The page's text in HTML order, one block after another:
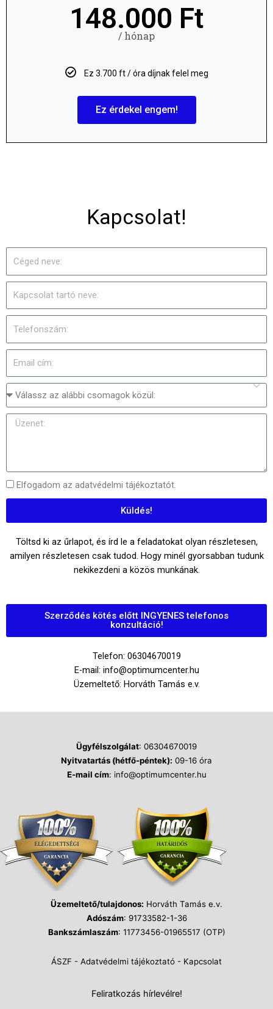
148.000 Ft
/ hónap
Ez 3.700 ft / óra díjnak felel meg
Ez érdekel engem!
Kapcsolat!
Elfogadom az adatvédelmi tájékoztatót.
Küldés!
Töltsd ki az űrlapot, és írd le a feladatokat olyan részletesen,
amilyen részletesen csak tudod. Hogy minél gyorsabban tudunk
nekikezdeni a közös munkának.
Szerződés kötés előtt INGYENES telefonos
konzultáció!
Telefon: 06304670019
E-mail: info@optimumcenter.hu
Üzemeltető: Horváth Tamás e.v.
Ügyfélszolgálat: 06304670019
Nyitvatartás (hétfő-péntek): 09-16 óra
E-mail cím: info@optimumcenter.hu
Üzemeltető/tulajdonos: Horváth Tamás e.v.
Adószám: 91733582-1-36
Bankszámlaszám: 11773456-01965517 (OTP)
ÁSZF - Adatvédelmi tájékoztató - Kapcsolat
Feliratkozás hírlevélre!